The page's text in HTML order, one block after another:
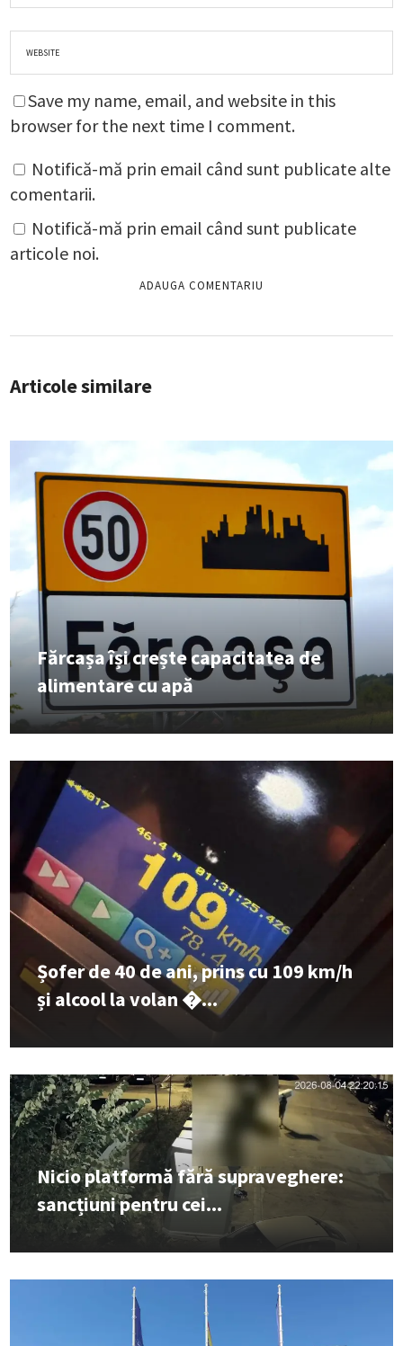
Save my name, email, and website in this
browser for the next time I comment.
Notifică-mă prin email când sunt publicate alte
comentarii.
Notifică-mă prin email când sunt publicate
articole noi.
Articole similare
Fărcașa își crește capacitatea de
alimentare cu apă
Șofer de 40 de ani, prins cu 109 km/h
și alcool la volan �...
Nicio platformă fără supraveghere:
sancțiuni pentru cei...